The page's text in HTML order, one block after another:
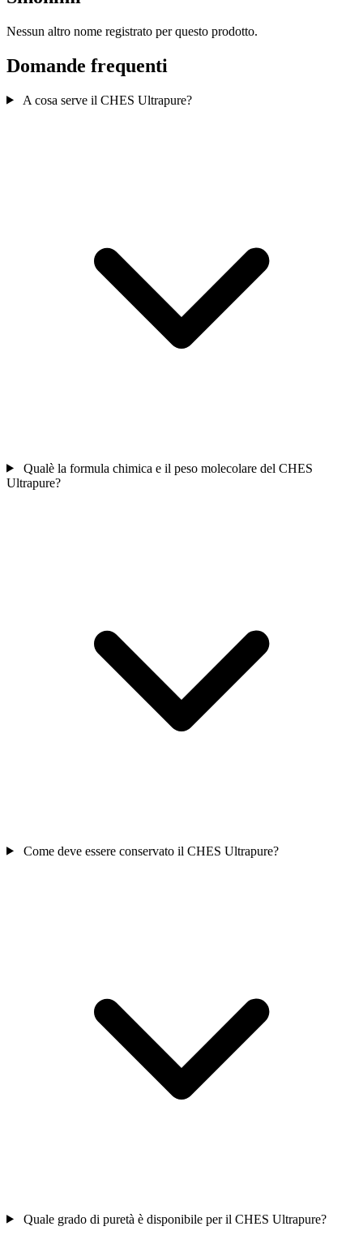
Nessun altro nome registrato per questo prodotto.
Domande frequenti
A cosa serve il CHES Ultrapure?
Qualè la formula chimica e il peso molecolare del CHES
Ultrapure?
Come deve essere conservato il CHES Ultrapure?
Quale grado di puretà è disponibile per il CHES Ultrapure?